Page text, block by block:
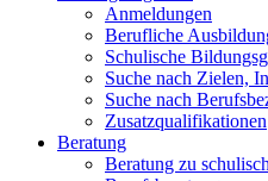
Anmeldungen
Berufliche
Schulische
Suche nach Zielen,
Suche nach
Zusatzqualifikationen
Beratung
Beratung zu